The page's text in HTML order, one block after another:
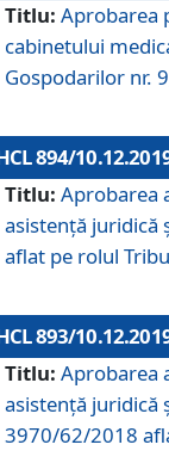
Titlu: Aprobarea
cabinetului
Gospodarilor nr.
894/
Titlu: Aprobarea
asistenţă juridică
aflat pe rolul
893/
Titlu: Aprobarea
asistenţă juridică
3970/62/2018